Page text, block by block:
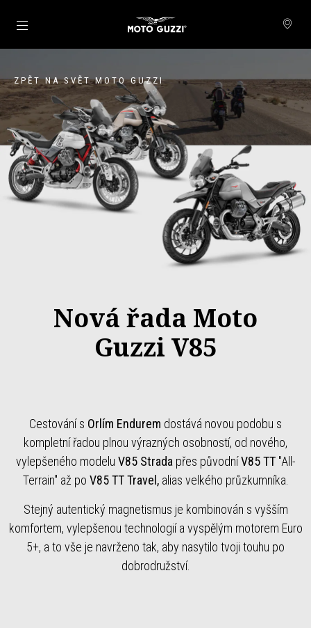
Přejít na hlavní obsah
ZPĚT NA SVĚT MOTO GUZZI
Nová řada Moto
Guzzi V85
Cestování s Orlím Endurem dostává novou podobu s
kompletní řadou plnou výrazných osobností, od nového,
vylepšeného modelu V85 Strada přes původníV85 TT"All-
Terrain" až po V85 TT Travel,alias velkého průzkumníka.
Stejný autentický magnetismus je kombinován s vyšším
komfortem, vylepšenou technologií a vyspělým motorem Euro
5+, a to vše je navrženo tak, aby nasytilo tvoji touhu po
dobrodružství.